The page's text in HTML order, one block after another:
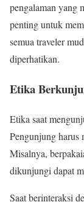
pengalaman yang
penting untuk
semua traveler
diperhatikan.
Etika
Etika saat
Pengunjung harus
Misalnya,
dikunjungi dapat
Saat berinteraksi